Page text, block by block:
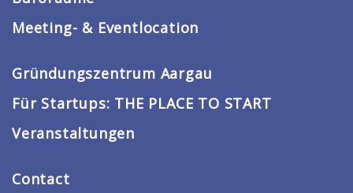
Meeting- & Eventlocation
Gründungszentrum Aargau
Für Startups: THE PLACE TO START
Veranstaltungen
Contact